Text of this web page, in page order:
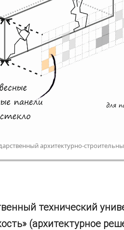
архитектурно-
технический
(архитектурное